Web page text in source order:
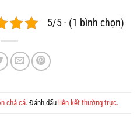
5/5 - (1 bình chọn)
chả cá. Đánh dấu liên kết thường trực.